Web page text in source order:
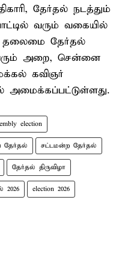
தேர்தல் நடத்தும்
வரும் வகையில்
தேர்தல்
வரும் அறை, சென்னை
கவிஞர்
அமைக்கப்பட்டுள்ளது.
election
தேர்தல் சட்டமன்ற தேர்தல்
தேர்தல் திருவிழா
2026 election 2026